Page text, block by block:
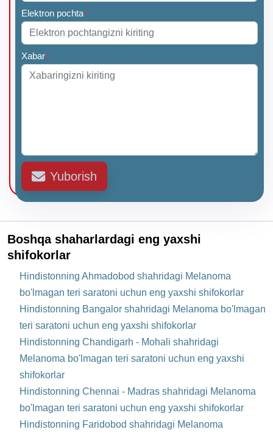
Elektron pochta*
Xabar*
Yuborish
Boshqa shaharlardagi eng yaxshi
shifokorlar
Hindistonning Ahmadobod shahridagi Melanoma
bo'lmagan teri saratoni uchun eng yaxshi shifokorlar
Hindistonning Bangalor shahridagi Melanoma bo'lmagan
teri saratoni uchun eng yaxshi shifokorlar
Hindistonning Chandigarh - Mohali shahridagi
Melanoma bo'lmagan teri saratoni uchun eng yaxshi
shifokorlar
Hindistonning Chennai - Madras shahridagi Melanoma
bo'lmagan teri saratoni uchun eng yaxshi shifokorlar
Hindistonning Faridobod shahridagi Melanoma